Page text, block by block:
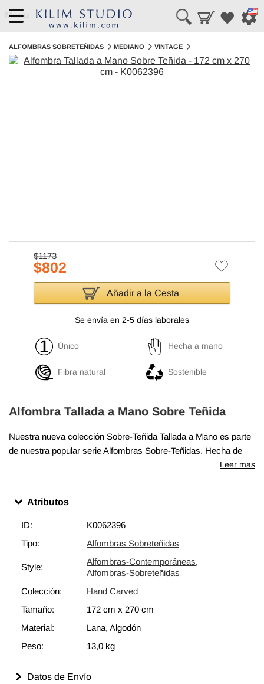
Menu
ALFOMBRAS SOBRETEÑIDAS MEDIANO VINTAGE
$1173
$802
Añadir a la Cesta
Se envía en 2-5 días laborales
Único Hecha a mano
Fibra natural Sostenible
Alfombra Tallada a Mano Sobre Teñida
Nuestra nueva colección Sobre-Teñida Tallada a Mano es parte
de nuestra popular serie Alfombras Sobre-Teñidas. Hecha de
100% lana en algodón, esta alfombra "angustiada" mide172 cm
hábilmente por la revitalización de una alfombra turca vintage
anudada a mano genuina tejida en los años 60 o 70. Al igual que
vintage para participar en una transformación cromática.
Quitamos los colores originales de las alfombras antes de que
les infundamos nueva vida con tonos frescos. Sin embargo, lo
que hace sobresaliente a la Colección Tallada a Mano es el
proceso de tallar el patrón original de la pila. Con este aspecto
pueden considerar como una pieza de arte contemporáneo y se
adaptarán perfectamente a cualquier diseño de interiores
contemporáneo. Estas alfombras hacen una declaración muy
especial acerca de unir generaciones de habilidades y
Leer mas
Atributos
ID:
K0062396
Tipo:
Alfombras Sobreteñidas
Style:
Alfombras-Contemporáneas,
Alfombras-Sobreteñidas
Colección:
Hand Carved
Tamaño:
172 cm x 270 cm
Material:
Lana, Algodón
Peso:
13,0 kg
Datos de Envío